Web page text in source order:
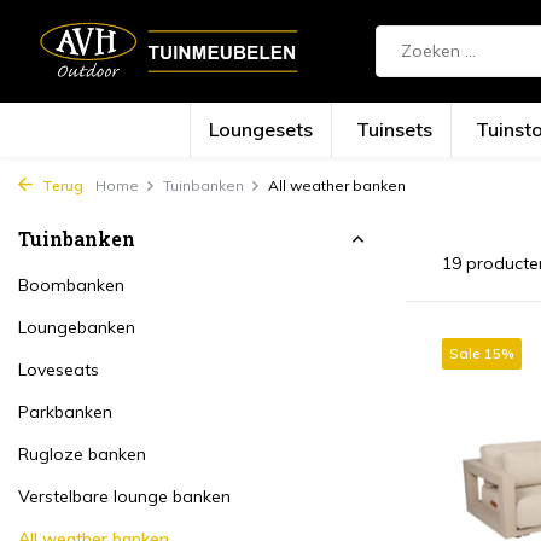
Loungesets Tuinsets
Terug Home Tuinbanken All weather banken
Tuinbanken
Boombanken
Loungebanken
Loveseats
Parkbanken
Rugloze banken
Verstelbare lounge banken
19
Sale 15%